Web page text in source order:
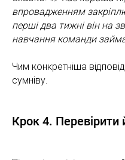
впровадженням
перші два тижні він на
навчання команди
Чим конкретніша
сумніву.
Крок 4. Перевірити